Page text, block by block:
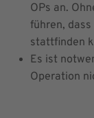
OPs an.
führen,
stattfinden
Es ist
Operation